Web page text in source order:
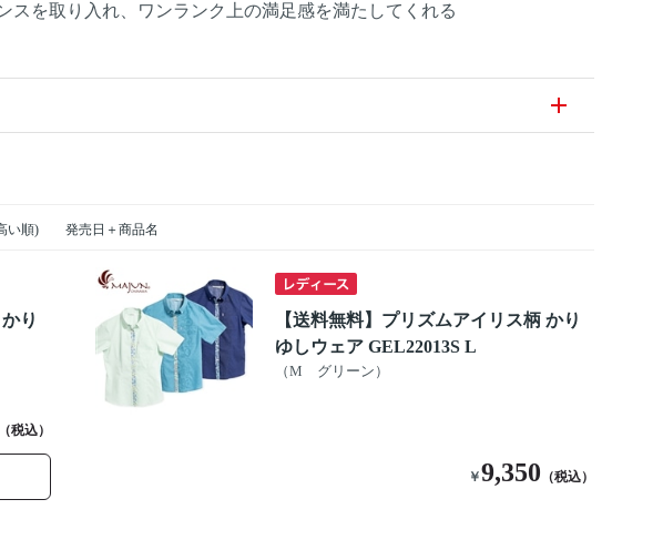
を取り入れ、ワンランク上の満足感を満たしてくれる
い順) 発売日＋商品名
り
（税込）
【送料無料】プリズムアイリス柄 かり
ゆしウェア GEL22013S L
（M グリーン）
￥9,350 （税込）